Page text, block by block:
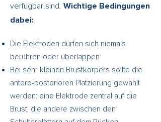
verfügbar sind. Wichtige Bedingungen
dabei:
Die Elektroden dürfen sich niemals
berühren oder überlappen
Bei sehr kleinen Brustkörpers sollte die
antero-posterioren Platzierung gewählt
werden: eine Elektrode zentral auf die
Brust, die andere zwischen den